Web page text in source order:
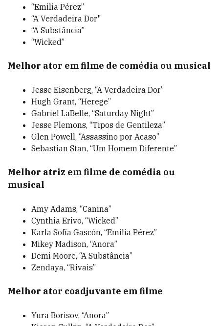
“Emilia Pérez”
“A Verdadeira Dor"
“A Substância”
“Wicked”
Melhor ator em filme de comédia ou musical
Jesse Eisenberg, “A Verdadeira Dor”
Hugh Grant, “Herege”
Gabriel LaBelle, “Saturday Night”
Jesse Plemons, “Tipos de Gentileza”
Glen Powell, “Assassino por Acaso”
Sebastian Stan, “Um Homem Diferente”
Melhor atriz em filme de comédia ou
musical
Amy Adams, “Canina”
Cynthia Erivo, “Wicked”
Karla Sofía Gascón, “Emilia Pérez”
Mikey Madison, “Anora”
Demi Moore, “A Substância”
Zendaya, “Rivais”
Melhor ator coadjuvante em filme
Yura Borisov, “Anora”